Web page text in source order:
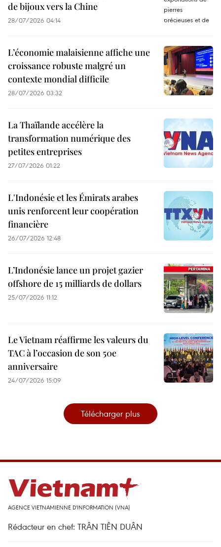
de bijoux vers la Chine
28/07/2026 04:14
L’économie malaisienne affiche une
croissance robuste malgré un
contexte mondial difficile
28/07/2026 03:32
La Thaïlande accélère la
transformation numérique des
petites entreprises
27/07/2026 01:22
L'Indonésie et les Émirats arabes
unis renforcent leur coopération
financière
26/07/2026 12:48
L’Indonésie lance un projet gazier
offshore de 15 milliards de dollars
25/07/2026 11:12
Le Vietnam réaffirme les valeurs du
TAC à l’occasion de son 50e
anniversaire
24/07/2026 15:09
Télécharger plus
AGENCE VIETNAMIENNE D'INFORMATION (VNA)
Rédacteur en chef: TRÂN TIÊN DUÂN